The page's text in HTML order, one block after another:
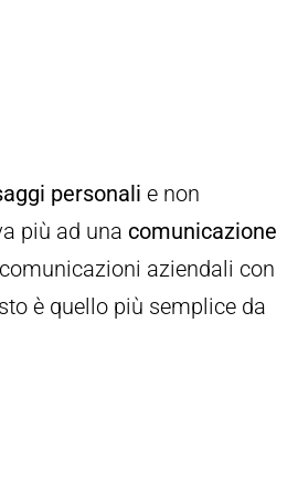
personali e non
più ad una comunicazione
aziendali con
è quello più semplice da